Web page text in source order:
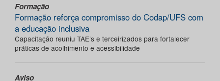
Formação
Formação reforça compromisso do Codap/UFS com
a educação inclusiva
Capacitação reuniu TAE’s e terceirizados para fortalecer
práticas de acolhimento e acessibilidade
Aviso